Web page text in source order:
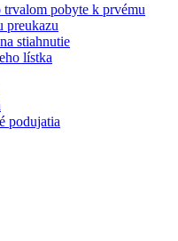
trvalom pobyte k prvému
preukazu
stiahnutie
lístka
podujatia